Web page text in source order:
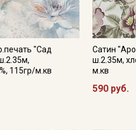
"Сад
115гр/м.кв
Сатин
ш.2.35м,
м.кв
590 руб.